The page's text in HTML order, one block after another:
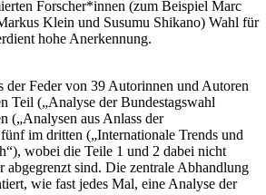
Forscher*innen (zum Beispiel Marc
Klein und Susumu Shikano) Wahl für
hohe Anerkennung.
der Feder von 39 Autorinnen und Autoren
Teil („Analyse der Bundestagswahl
(„Analysen aus Anlass der
im dritten („Internationale Trends und
wobei die Teile 1 und 2 dabei nicht
abgegrenzt sind. Die zentrale Abhandlung
wie fast jedes Mal, eine Analyse der